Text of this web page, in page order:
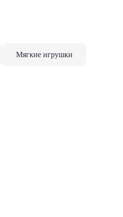
Мягкие игрушки